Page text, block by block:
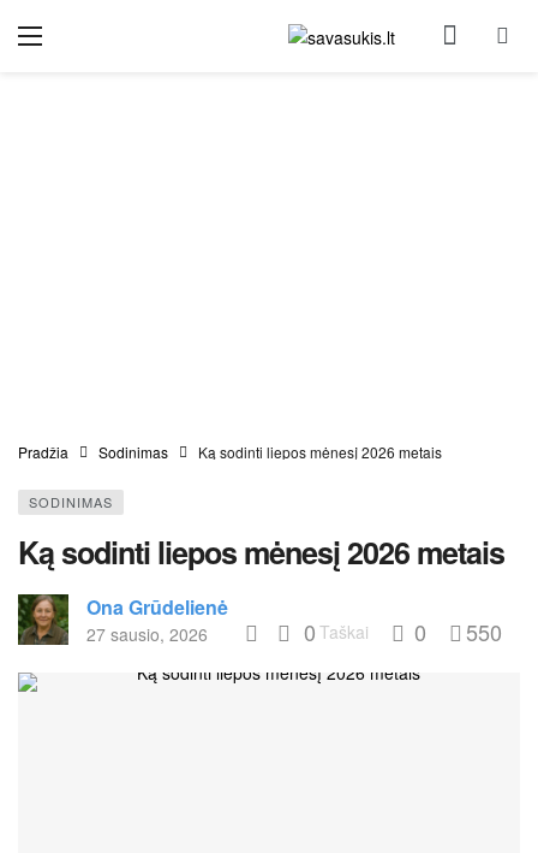
Pradžia Sodinimas Ką sodinti liepos mėnesį 2026 metais
SODINIMAS
Ką sodinti liepos mėnesį 2026 metais
Ona Grūdelienė
27 sausio, 2026 0 Taškai 0 550